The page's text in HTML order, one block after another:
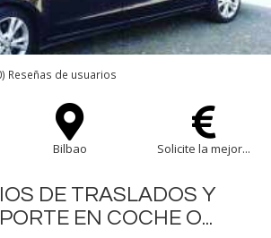
Reseñas de usuarios
Bilbao Solicite la mejor...
DE TRASLADOS Y
EN COCHE O...